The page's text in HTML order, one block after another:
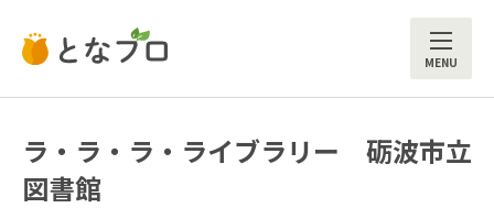
ラ・ラ・ラ・ライブラリー 砺波市立
図書館